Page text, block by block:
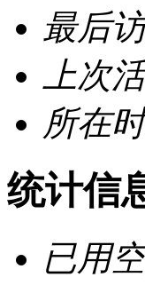
最后
上次
所在
统计信
已用